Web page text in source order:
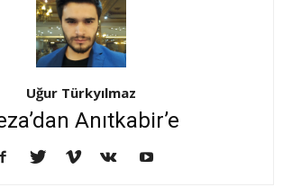
Uğur Türkyılmaz
Anıtkabir’e